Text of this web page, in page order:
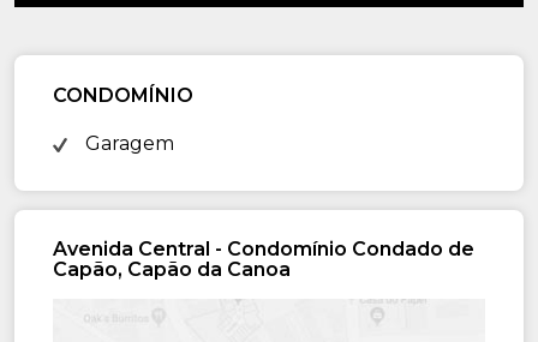
CONDOMÍNIO
Garagem
Avenida Central - Condomínio Condado de
Capão, Capão da Canoa